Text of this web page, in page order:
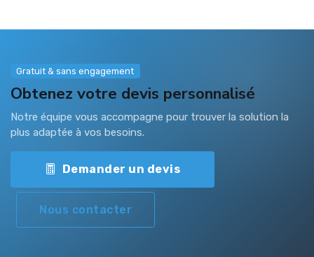
Gratuit & sans engagement
Obtenez votre devis personnalisé
Notre équipe vous accompagne pour trouver la solution la
plus adaptée à vos besoins.
Demander un devis
Nous contacter